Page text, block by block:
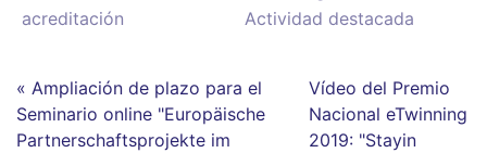
acreditación
Actividad destacada
« Ampliación de plazo para el
Seminario online "Europäische
Partnerschaftsprojekte im
Vídeo del Premio
Nacional eTwinning
2019: "Stayin